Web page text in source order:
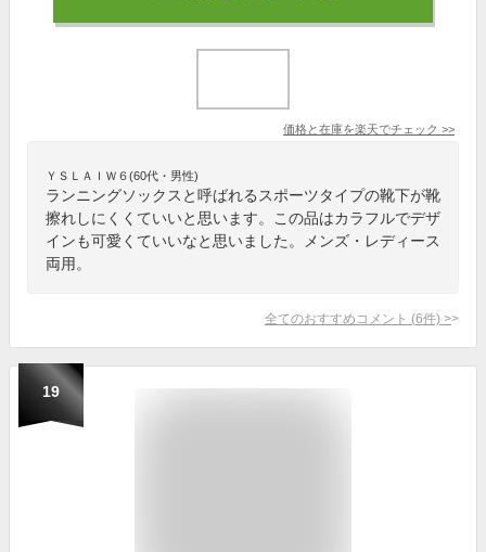
価格と在庫を楽天でチェック >>
ＹＳＬＡＩＷ６(60代・男性)
ランニングソックスと呼ばれるスポーツタイプの靴下が靴
擦れしにくくていいと思います。この品はカラフルでデザ
インも可愛くていいなと思いました。メンズ・レディース
両用。
全てのおすすめコメント (6件) >
19